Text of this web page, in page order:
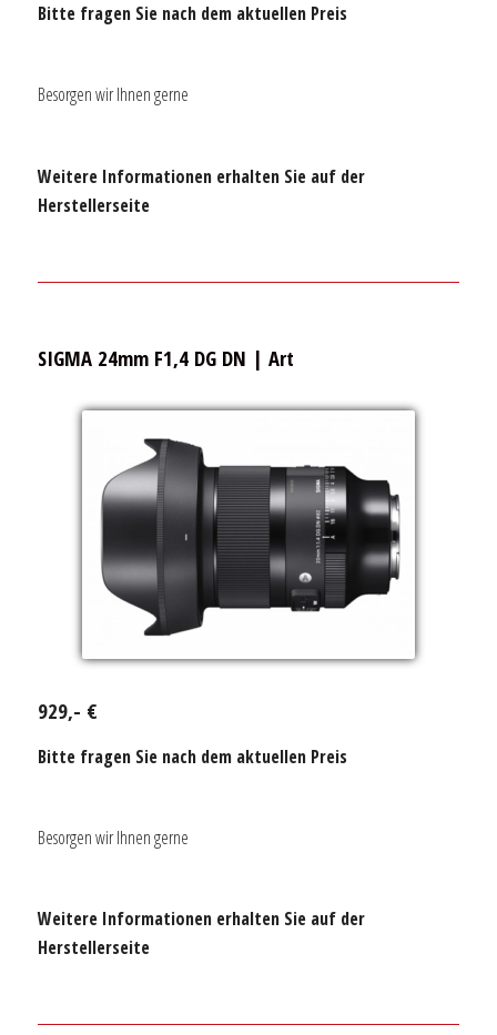
Bitte fragen Sie nach dem aktuellen Preis
Besorgen wir Ihnen gerne
Weitere Informationen erhalten Sie auf der
Herstellerseite
SIGMA 24mm F1,4 DG DN | Art
929,- €
Bitte fragen Sie nach dem aktuellen Preis
Besorgen wir Ihnen gerne
Weitere Informationen erhalten Sie auf der
Herstellerseite